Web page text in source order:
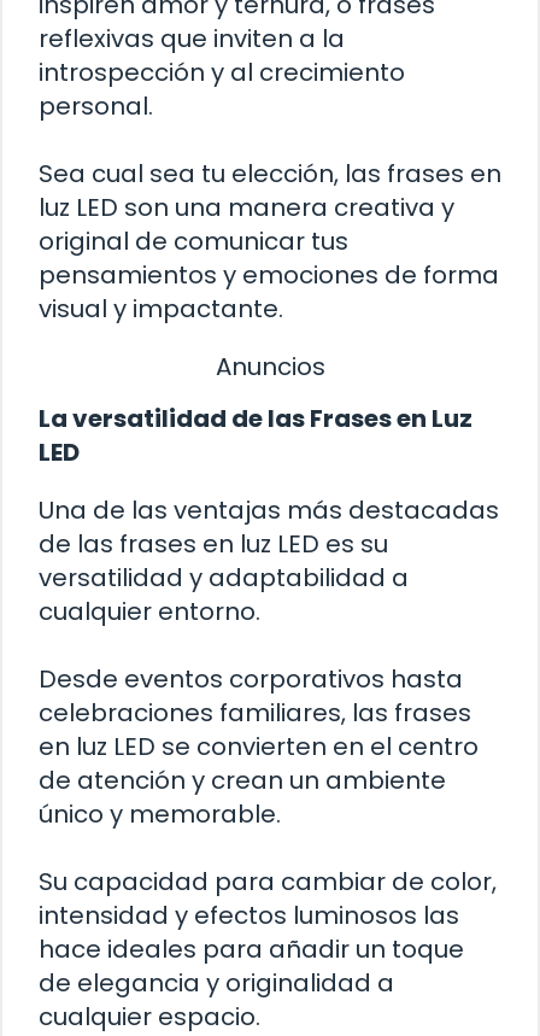
reflexivas que inviten a la
introspección y al crecimiento
personal.
Sea cual sea tu elección, las frases en
luz LED son una manera creativa y
original de comunicar tus
pensamientos y emociones de forma
visual y impactante.
Anuncios
La versatilidad de las Frases en Luz
LED
Una de las ventajas más destacadas
de las frases en luz LED es su
versatilidad y adaptabilidad a
cualquier entorno.
Desde eventos corporativos hasta
celebraciones familiares, las frases
en luz LED se convierten en el centro
de atención y crean un ambiente
único y memorable.
Su capacidad para cambiar de color,
intensidad y efectos luminosos las
hace ideales para añadir un toque
de elegancia y originalidad a
cualquier espacio.